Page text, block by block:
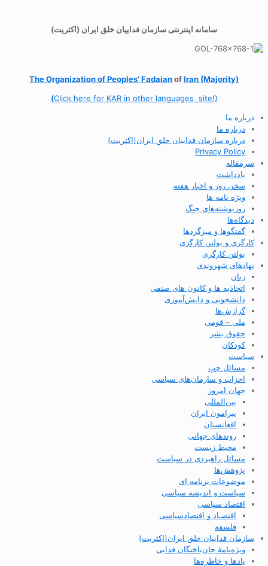
سامانه اینترنتی سازمان فداییان خلق ایران (اکثریت)
The Organization ofPeoples’ FadaianofIran (Majority)
(Click here for KAR in other languages site!)
درباره ما
درباره ما
درباره سازمان فداییان خلق ایران(اکثریت)
Privacy Policy
سرمقاله
یادداشت
سخن روز و اخبار هفته
ویژه نامه ها
روزنوشته‌های جنگ
دیدگاه‌ها
گفتگوها و میزگردها
کارگری و بولتن کارگری
بولتن کارگری
نهادهای شهروندی
زنان
اتحادیه ها و کانون های صنفی
دانشجویی و دانش‌آموزی
گزارش‌ها
ملی – قومی
حقوق بشر
کودکان
سیاست
مسائل چپ
احزاب و سازمان‌های سیاسی
جهان امروز
بین‌المللی
پیرامون ایران
افغانستان
روندهای جهانی
محیط زیست
مسائل راهبردی در سیاست
پژوهش‌ها
موضوعات برنامه ای
سیاست و اندیشه سیاسی
اقتصاد سیاسی
اقتصـاد و اقتصاد‌سیاسی
فلسفه
سازمان فداییان خلق ایران(اکثریت)
ویژه‌نامهٔ جان‌باختگان فدایی
یادها و خاطره‌ها